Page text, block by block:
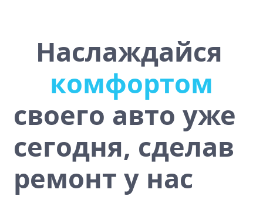
Наслаждайся
сточивостью
своего авто уже
сегодня, сделав
ремонт у нас